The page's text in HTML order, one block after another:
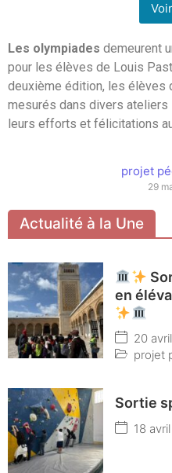
Les olympiades demeurent
pour les élèves de Louis
deuxième édition, les élèves
mesurés dans divers
leurs efforts et félicitations
projet
29
Actualité à la Une
en
20
projet
Sortie
18